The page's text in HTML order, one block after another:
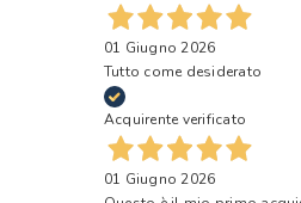
01 Giugno 2026
Tutto come desiderato
Acquirente verificato
01 Giugno 2026